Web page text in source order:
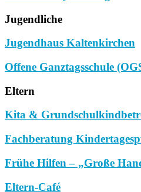
Jugendliche
Jugendhaus Kaltenkirchen
Offene Ganztagsschule
Eltern
Kita &
Fachberatung
Frühe Hilfen – „Große
Eltern-Café